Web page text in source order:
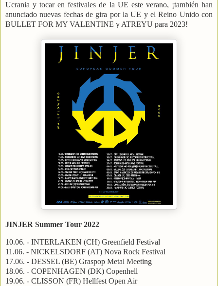
Ucrania y tocar en festivales de la UE este verano, ¡también han
anunciado nuevas fechas de gira por la UE y el Reino Unido con
BULLET FOR MY VALENTINE y ATREYU para 2023!
JINJER Summer Tour 2022
10.06. - INTERLAKEN (CH) Greenfield Festival
11.06. - NICKELSDORF (AT) Nova Rock Festival
17.06. - DESSEL (BE) Graspop Metal Meeting
18.06. - COPENHAGEN (DK) Copenhell
19.06. - CLISSON (FR) Hellfest Open Air